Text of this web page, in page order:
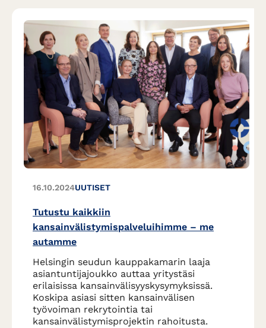
16.10.2024UUTISET
Tutustu kaikkiin
kansainvälistymispalveluihimme – me
autamme
Helsingin seudun kauppakamarin laaja
asiantuntijajoukko auttaa yritystäsi
erilaisissa kansainvälisyyskysymyksissä.
Koskipa asiasi sitten kansainvälisen
työvoiman rekrytointia tai
kansainvälistymisprojektin rahoitusta.